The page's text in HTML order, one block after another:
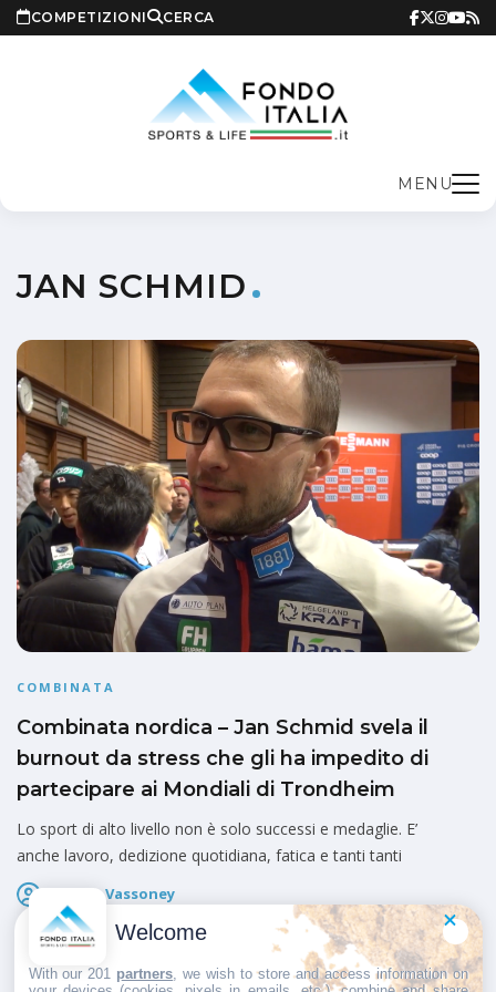
COMPETIZIONI CERCA
MENU
JAN SCHMID
COMBINATA
Combinata nordica – Jan Schmid svela il
burnout da stress che gli ha impedito di
partecipare ai Mondiali di Trondheim
Lo sport di alto livello non è solo successi e medaglie. E’
anche lavoro, dedizione quotidiana, fatica e tanti tanti
Fausto Vassoney
Pubblicato il
Welcome
With our 201 partners , we wish to store and access information on